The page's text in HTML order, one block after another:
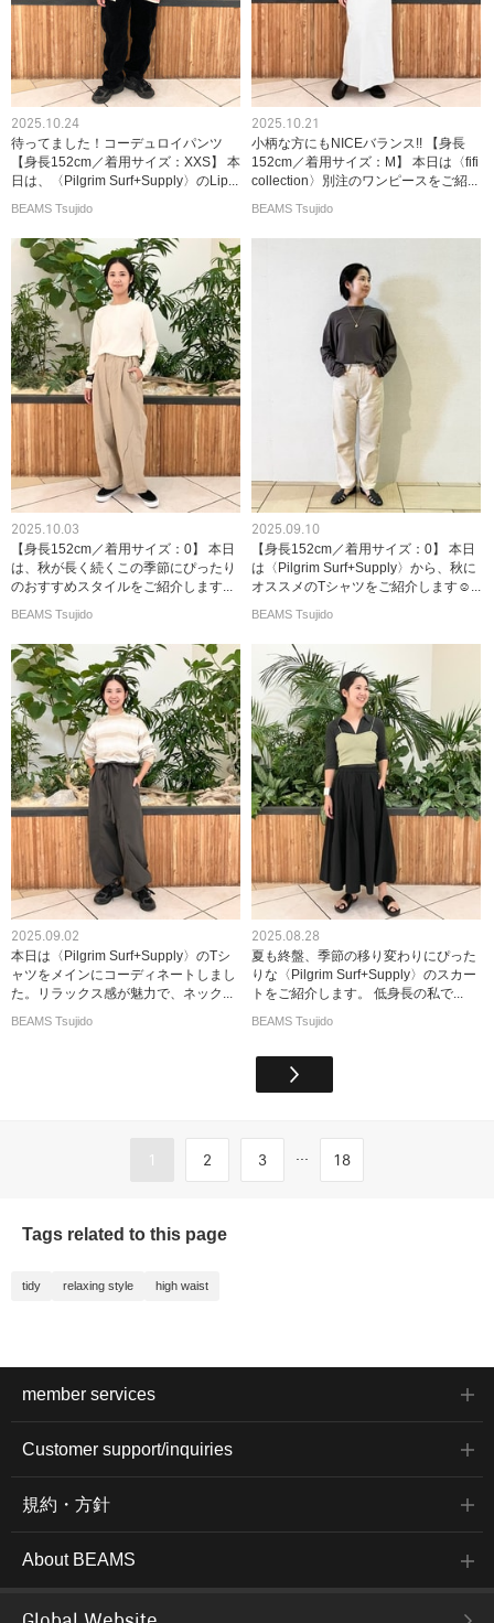
2025.10.24
待ってました！コーデュロイパンツ
【身長152cm／着用サイズ：XXS】 本
日は、〈Pilgrim Surf+Supply〉のLip...
BEAMS Tsujido
2025.10.21
小柄な方にもNICEバランス!! 【身長
152cm／着用サイズ：M】 本日は〈fifi
collection〉別注のワンピースをご紹...
BEAMS Tsujido
2025.10.03
【身長152cm／着用サイズ：0】 本日
は、秋が長く続くこの季節にぴったり
のおすすめスタイルをご紹介します...
BEAMS Tsujido
2025.09.10
【身長152cm／着用サイズ：0】 本日
は〈Pilgrim Surf+Supply〉から、秋に
オススメのTシャツをご紹介します☺...
BEAMS Tsujido
2025.09.02
本日は〈Pilgrim Surf+Supply〉のTシ
ャツをメインにコーディネートしまし
た。リラックス感が魅力で、ネック...
BEAMS Tsujido
2025.08.28
夏も終盤、季節の移り変わりにぴった
りな〈Pilgrim Surf+Supply〉のスカー
トをご紹介します。 低身長の私で...
BEAMS Tsujido
1 2 3 ... 18
Tags related to this page
tidy relaxing style high waist
member services
Customer support/inquiries
規約・方針
About BEAMS